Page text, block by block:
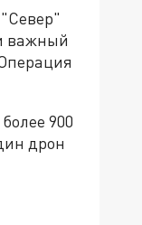
важный
900
дрон